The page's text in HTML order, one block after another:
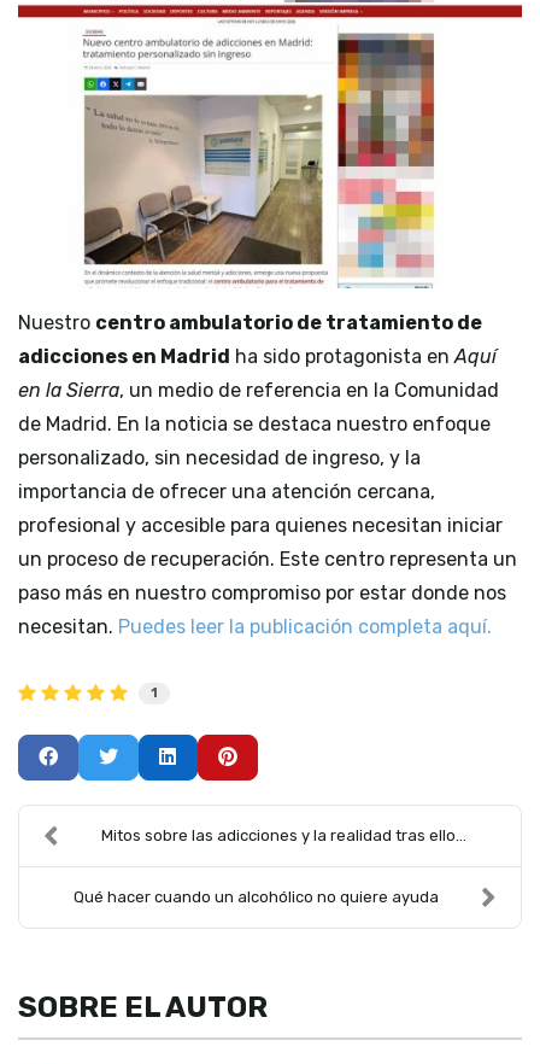
Nuestro centro ambulatorio de tratamiento de
adicciones en Madrid ha sido protagonista en Aquí
en la Sierra, un medio de referencia en la Comunidad
de Madrid. En la noticia se destaca nuestro enfoque
personalizado, sin necesidad de ingreso, y la
importancia de ofrecer una atención cercana,
profesional y accesible para quienes necesitan iniciar
un proceso de recuperación. Este centro representa un
paso más en nuestro compromiso por estar donde nos
necesitan. Puedes leer la publicación completa aquí.
1
Mitos sobre las adicciones y la realidad tras ello...
Qué hacer cuando un alcohólico no quiere ayuda
SOBRE EL AUTOR